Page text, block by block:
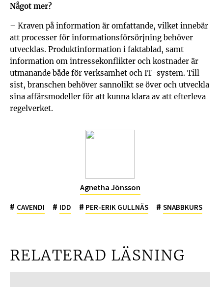
Något mer?
– Kraven på information är omfattande, vilket innebär
att processer för informationsförsörjning behöver
utvecklas. Produktinformation i faktablad, samt
information om intressekonflikter och kostnader är
utmanande både för verksamhet och IT-system. Till
sist, branschen behöver sannolikt se över och utveckla
sina affärsmodeller för att kunna klara av att efterleva
regelverket.
Agnetha Jönsson
# CAVENDI # IDD # PER-ERIK GULLNÄS # SNABBKURS
RELATERAD LÄSNING